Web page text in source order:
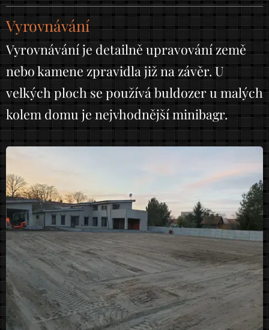
Vyrovnávání
Vyrovnávání je detailně upravování země
nebo kamene zpravidla již na závěr. U
velkých ploch se používá buldozer u malých
kolem domu je nejvhodnější minibagr.